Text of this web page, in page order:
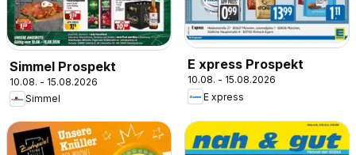
Simmel Prospekt
10.08. - 15.08.2026
Simmel
E xpress Prospekt
10.08. - 15.08.2026
E xpress